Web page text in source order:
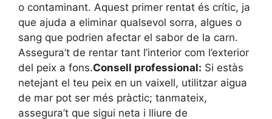
o contaminant. Aquest primer rentat és crític, ja
que ajuda a eliminar qualsevol sorra, algues o
sang que podrien afectar el sabor de la carn.
Assegura’t de rentar tant l’interior com l’exterior
del peix a fons.Consell professional: Si estàs
netejant el teu peix en un vaixell, utilitzar aigua
de mar pot ser més pràctic; tanmateix,
assegura’t que sigui neta i lliure de